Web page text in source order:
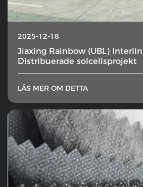
2025-12-18
Jiaxing Rainbow (UBL)
Distribuerade solcellsprojekt
LÄS MER OM DETTA